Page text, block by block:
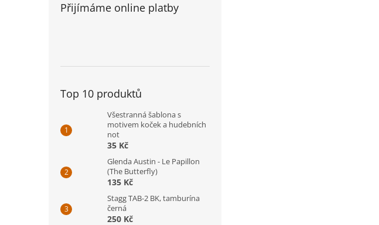
Přijímáme online platby
Top 10 produktů
Všestranná šablona s
motivem koček a hudebních
not
35 Kč
Glenda Austin - Le Papillon
(The Butterfly)
135 Kč
Stagg TAB-2 BK, tamburína
černá
250 Kč